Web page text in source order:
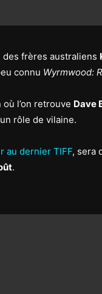
des frères australiens
connu Wyrmwood:
l’on retrouve Dave
rôle de vilaine.
au dernier TIFF, sera
.